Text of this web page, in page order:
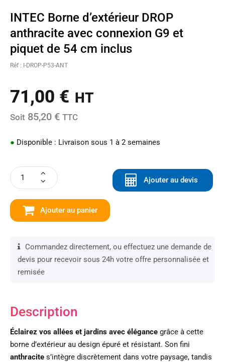
INTEC Borne d’extérieur DROP
anthracite avec connexion G9 et
piquet de 54 cm inclus
Réf : I-DROP-P53-ANT
71,00 € HT
Soit 85,20 € TTC
● Disponible : Livraison sous 1 à 2 semaines
Ajouter au panier
Ajouter au devis
Commandez directement, ou effectuez une demande de
devis pour recevoir sous 24h votre offre personnalisée et
remisée
Description
Éclairez vos allées et jardins avec élégance grâce à cette
borne d’extérieur au design épuré et résistant. Son fini
anthracite s’intègre discrètement dans votre paysage, tandis